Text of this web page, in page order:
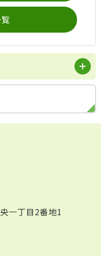
一丁目2番地1